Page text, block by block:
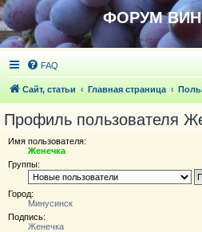
ФОРУМ
FAQ
Сайт, статьи Главная страница
Профиль пользователя
Имя пользователя:
Женечка
Группы:
Город:
Минусинск
Подпись:
Женечка